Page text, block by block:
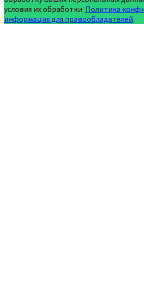
условия их обработки. Политика
информация для правообладателей.